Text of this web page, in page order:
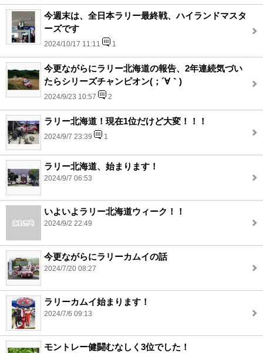
今週末は、全日本ラリー最終戦、ハイランドマスタ
ーズです
2024/10/17 11:11 1
今更ながらにラリー北海道の報告、2年連続気づい
たらシリーズチャンピオン(；´∀｀)
2024/9/23 10:57 2
ラリー北海道！現在1位だけど大変！！！
2024/9/7 23:39 1
ラリー北海道、始まります！
2024/9/7 06:53
いよいよラリー北海道ウィーク！！
2024/9/2 22:49
今更ながらにラリーカムイの話
2024/7/20 08:27
ラリーカムイ始まります！
2024/7/6 09:13
モントレー健闘むなしく3位でした！